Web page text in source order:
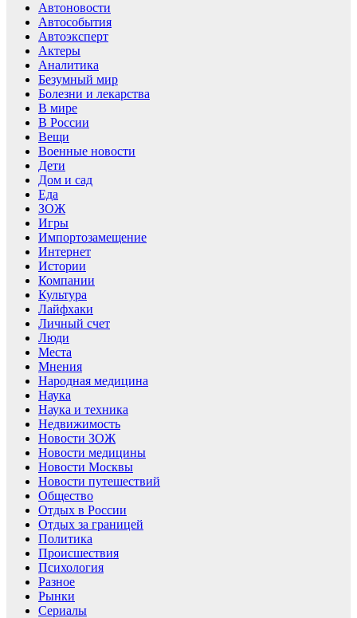
Автоновости
Автособытия
Автоэксперт
Актеры
Аналитика
Безумный мир
Болезни и лекарства
В мире
В России
Вещи
Военные новости
Дети
Дом и сад
Еда
ЗОЖ
Игры
Импортозамещение
Интернет
Истории
Компании
Культура
Лайфхаки
Личный счет
Люди
Места
Мнения
Народная медицина
Наука
Наука и техника
Недвижимость
Новости ЗОЖ
Новости медицины
Новости Москвы
Новости путешествий
Общество
Отдых в России
Отдых за границей
Политика
Происшествия
Психология
Разное
Рынки
Сериалы